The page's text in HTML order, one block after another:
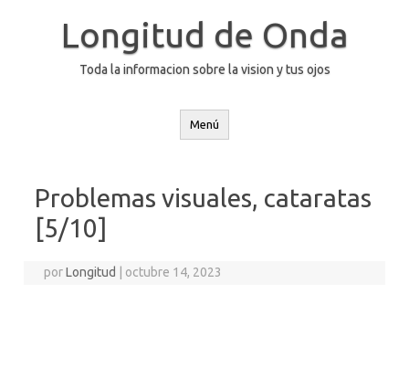
Longitud de Onda
Toda la informacion sobre la vision y tus ojos
Menú
Problemas visuales, cataratas
[5/10]
porLongitud octubre 14, 2023